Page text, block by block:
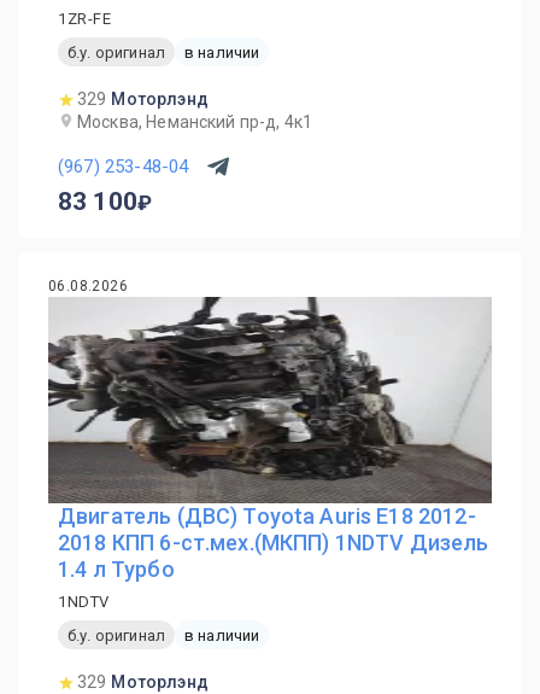
1ZR-FE
б.у. оригинал
в наличии
329 Моторлэнд
Москва, Неманский пр-д, 4к1
(967) 253-48-04
83 100
06.08.2026
Двигатель (ДВС) Toyota Auris E18 2012-
2018 КПП 6-ст.мех.(МКПП) 1NDTV Дизель
1.4 л Турбо
1NDTV
б.у. оригинал
в наличии
329 Моторлэнд